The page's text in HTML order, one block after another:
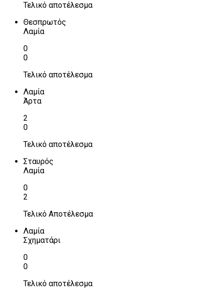
Τελικό αποτέλεσμα
Θεσπρωτός
Λαμία
0
0
Τελικό αποτέλεσμα
Λαμία
Άρτα
2
0
Τελικό αποτέλεσμα
Σταυρός
Λαμία
0
2
Τελικό Αποτέλεσμα
Λαμία
Σχηματάρι
0
0
Τελικό αποτέλεσμα